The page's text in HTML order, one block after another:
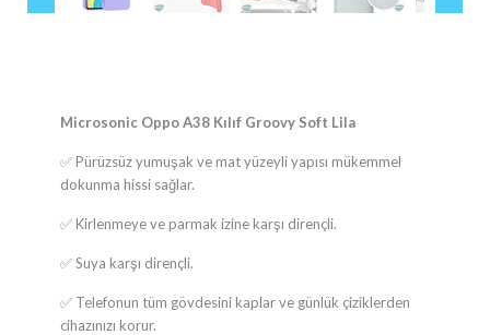
Microsonic Oppo A38 Kılıf Groovy Soft Lila
✅ Pürüzsüz yumuşak ve mat yüzeyli yapısı mükemmel
dokunma hissi sağlar.
✅ Kirlenmeye ve parmak izine karşı dirençli.
✅Suya karşı dirençli.
✅ ​Telefonun tüm gövdesini kaplar ve günlük çiziklerden
cihazınızı korur.